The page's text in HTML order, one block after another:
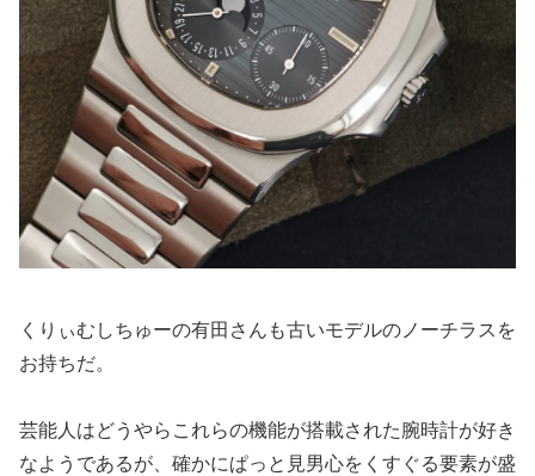
くりぃむしちゅーの有田さんも古いモデルのノーチラスを
お持ちだ。
芸能人はどうやらこれらの機能が搭載された腕時計が好き
なようであるが、確かにぱっと見男心をくすぐる要素が盛